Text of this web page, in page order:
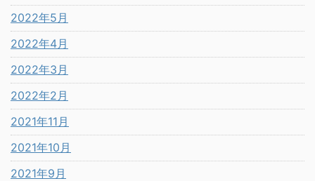
2022年5月
2022年4月
2022年3月
2022年2月
2021年11月
2021年10月
2021年9月